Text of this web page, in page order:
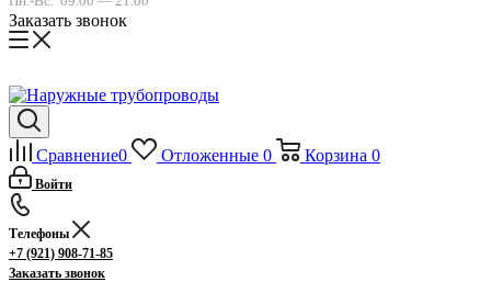
Заказать звонок
Сравнение0 Отложенные 0 Корзина 0
Войти
Телефоны
+7 (921) 908-71-85
Заказать звонок